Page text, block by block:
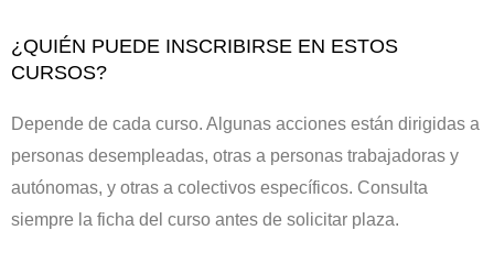
¿QUIÉN PUEDE INSCRIBIRSE EN ESTOS
CURSOS?
Depende de cada curso. Algunas acciones están dirigidas a
personas desempleadas, otras a personas trabajadoras y
autónomas, y otras a colectivos específicos. Consulta
siempre la ficha del curso antes de solicitar plaza.